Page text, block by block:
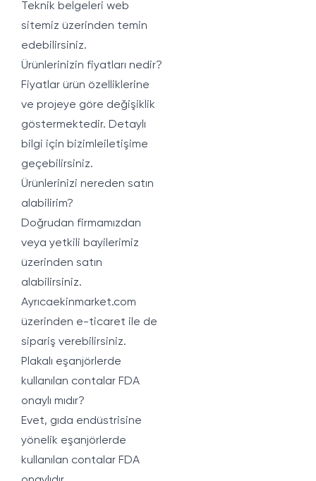
Teknik belgeleri web
sitemiz üzerinden temin
edebilirsiniz.
Ürünlerinizin fiyatları nedir?
Fiyatlar ürün özelliklerine
ve projeye göre değişiklik
göstermektedir. Detaylı
bilgi için bizimleiletişime
geçebilirsiniz.
Ürünlerinizi nereden satın
alabilirim?
Doğrudan firmamızdan
veya yetkili bayilerimiz
üzerinden satın
alabilirsiniz.
Ayrıcaekinmarket.com
üzerinden e-ticaret ile de
sipariş verebilirsiniz.
Plakalı eşanjörlerde
kullanılan contalar FDA
onaylı mıdır?
Evet, gıda endüstrisine
yönelik eşanjörlerde
kullanılan contalar FDA